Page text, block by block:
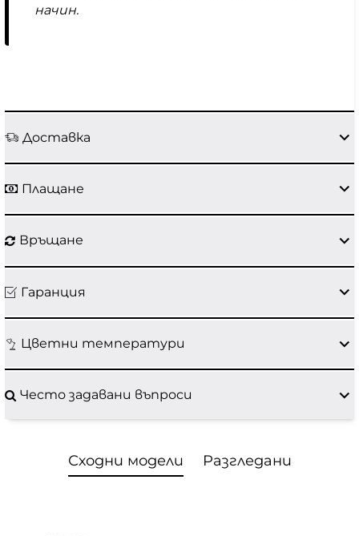
начин.
Доставка
Плащане
Връщане
Гаранция
Цветни температури
Често задавани въпроси
Сходни модели Разгледани